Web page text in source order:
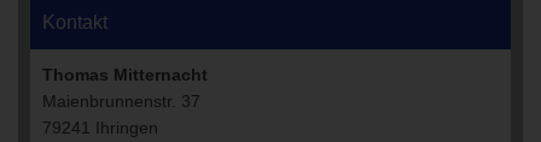
Kontakt
Thomas Mitternacht
Maienbrunnenstr. 37
79241 Ihringen